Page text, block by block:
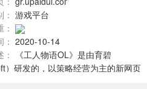
游戏平台
2020-10-14
《工人物语OL》是由育碧
）研发的，以策略经营为主的新网页